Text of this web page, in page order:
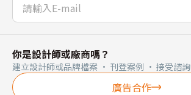
你是設計師或廠商嗎？
建立設計師或品牌檔案 · 刊登案例 · 接受諮詢
廣告合作